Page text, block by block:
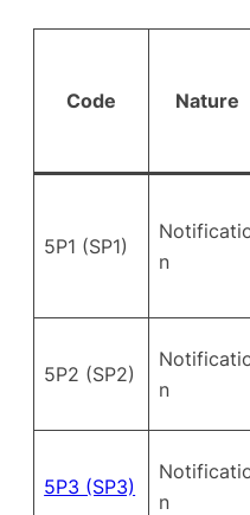
Code Nature
5P1 (SP1)
n
5P2 (SP2)
n
5P3 (SP3)
n